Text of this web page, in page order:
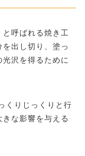
呼ばれる焼き工
出し切り、塗っ
沢を得るために
くりじっくりと行
な影響を与える